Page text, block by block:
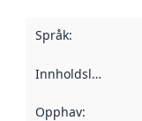
Språk:
Innholdsleverandører
Opphav: